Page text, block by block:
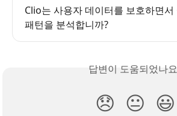
Clio는 사용자 데이터를 보호하면서
패턴을 분석합니까?
답변이 도움되었나
😞 😐 😃